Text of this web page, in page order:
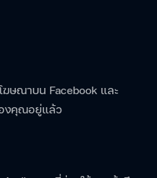
ษณาบน Facebook และ
งคุณอยู่แล้ว